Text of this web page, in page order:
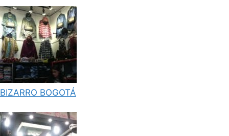
BIZARRO BOGOTÁ